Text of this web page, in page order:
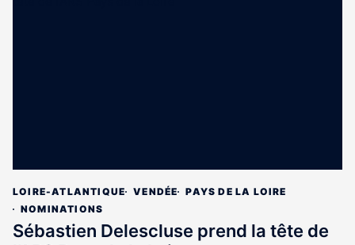
LOIRE-ATLANTIQUE VENDÉE
PAYS DE LA LOIRE
NOMINATIONS
Sébastien Delescluse prend la tête de